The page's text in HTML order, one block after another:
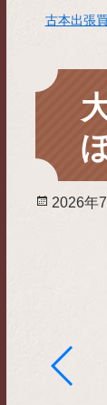
古本出張
投
2026年